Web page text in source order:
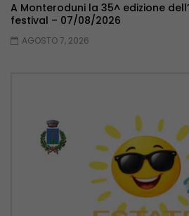
A Monteroduni la 35^ edizione
festival – 07/08/2026
AGOSTO 7, 2026